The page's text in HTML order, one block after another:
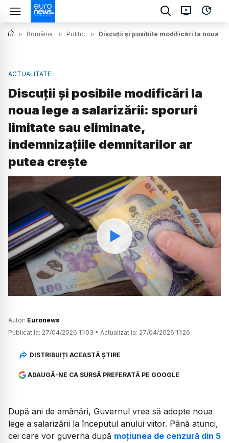
> România > Politic > Discuții și posibile modificări la noua
ACTUALITATE
Discuții și posibile modificări la
noua lege a salarizării: sporuri
limitate sau eliminate,
indemnizațiile demnitarilor ar
putea crește
Watch
Autor: Euronews
Publicat la: 27/04/2026 11:03 • Actualizat la: 27/04/2026 11:26
DISTRIBUIȚI ACEASTĂ ȘTIRE
ADAUGĂ-NE CA SURSĂ PREFERATĂ PE GOOGLE
După ani de amânări, Guvernul vrea să adopte noua
lege a salarizării la începutul anului viitor. Până atunci,
cei care vor guverna după moțiunea de cenzură din 5